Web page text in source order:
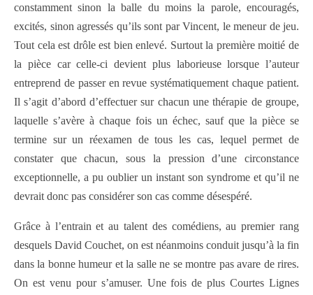
constamment sinon la balle du moins la parole, encouragés,
excités, sinon agressés qu’ils sont par Vincent, le meneur de jeu.
Tout cela est drôle est bien enlevé. Surtout la première moitié de
la pièce car celle-ci devient plus laborieuse lorsque l’auteur
entreprend de passer en revue systématiquement chaque patient.
Il s’agit d’abord d’effectuer sur chacun une thérapie de groupe,
laquelle s’avère à chaque fois un échec, sauf que la pièce se
termine sur un réexamen de tous les cas, lequel permet de
constater que chacun, sous la pression d’une circonstance
exceptionnelle, a pu oublier un instant son syndrome et qu’il ne
devrait donc pas considérer son cas comme désespéré.
Grâce à l’entrain et au talent des comédiens, au premier rang
desquels David Couchet, on est néanmoins conduit jusqu’à la fin
dans la bonne humeur et la salle ne se montre pas avare de rires.
On est venu pour s’amuser. Une fois de plus Courtes Lignes